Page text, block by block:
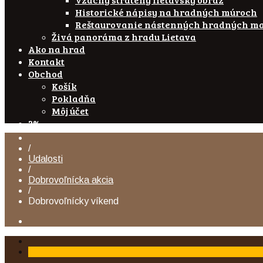
Historické nápisy na hradných múroch
Reštaurovanie nástenných hradných
Živá panoráma z hradu Lietava
Ako na hrad
Kontakt
Obchod
Košík
Pokladňa
Môj účet
2%
/
Udalosti
/
Dobrovoľnícka akcia
/
Dobrovoľnícky víkend